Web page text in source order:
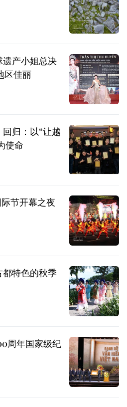
产小姐总决
区佳丽
回归：以“让越
使命
节开幕之夜
特色的秋季
周年国家级纪